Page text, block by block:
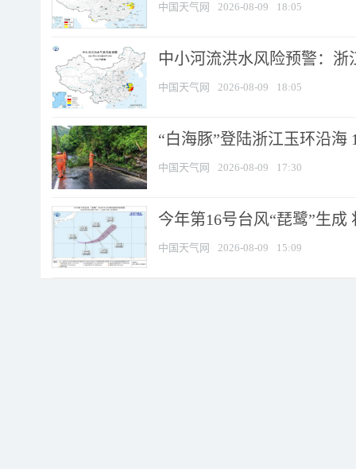
中国天气网 2026-08-09 18:05
中小河流洪水风险预警：
中国天气网 2026-08-09 18:05
“白海豚”登陆浙江玉环沿海
中国天气网 2026-08-09 17:30
今年第16号台风“琵鹭”生
中国天气网 2026-08-09 15:09